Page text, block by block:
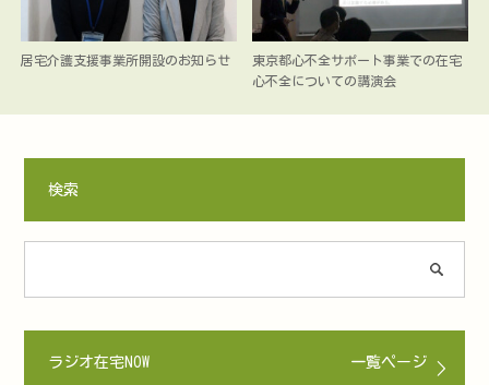
居宅介護支援事業所開設のお知らせ
東京都心不全サポート事業での在宅
心不全についての講演会
検索
ラジオ在宅NOW 一覧ページ